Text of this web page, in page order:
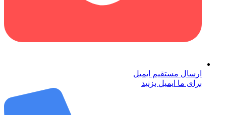
ارسال مستقیم ایمیل
برای ما ایمیل بزنید